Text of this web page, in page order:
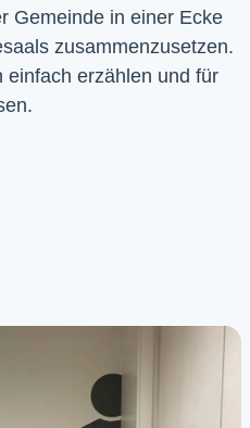
Gemeinde in einer Ecke
zusammenzusetzen.
einfach erzählen und für